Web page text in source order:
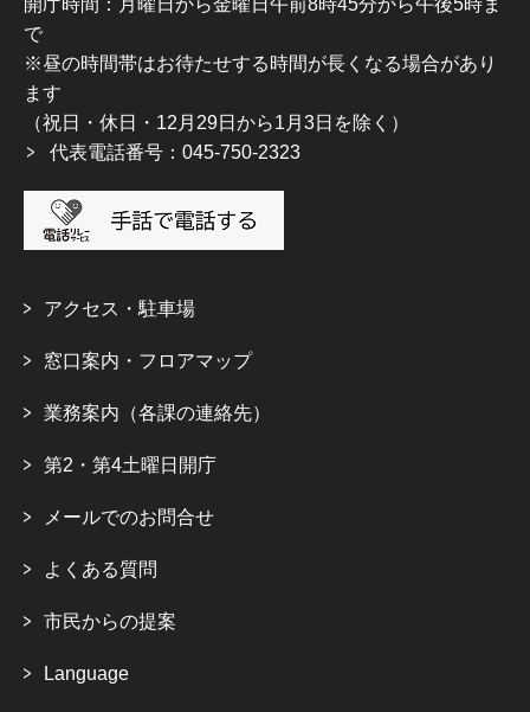
で
※昼の時間帯はお待たせする時間が長くなる場合があり
ます
（祝日・休日・12月29日から1月3日を除く）
代表電話番号：045-750-2323
アクセス・駐車場
窓口案内・フロアマップ
業務案内（各課の連絡先）
第2・第4土曜日開庁
メールでのお問合せ
よくある質問
市民からの提案
Language